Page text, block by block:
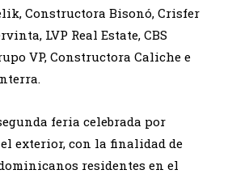
Constructora Bisonó, Crisfer
LVP Real Estate, CBS
VP, Constructora Caliche e
feria celebrada por
exterior, con la finalidad de
residentes en el